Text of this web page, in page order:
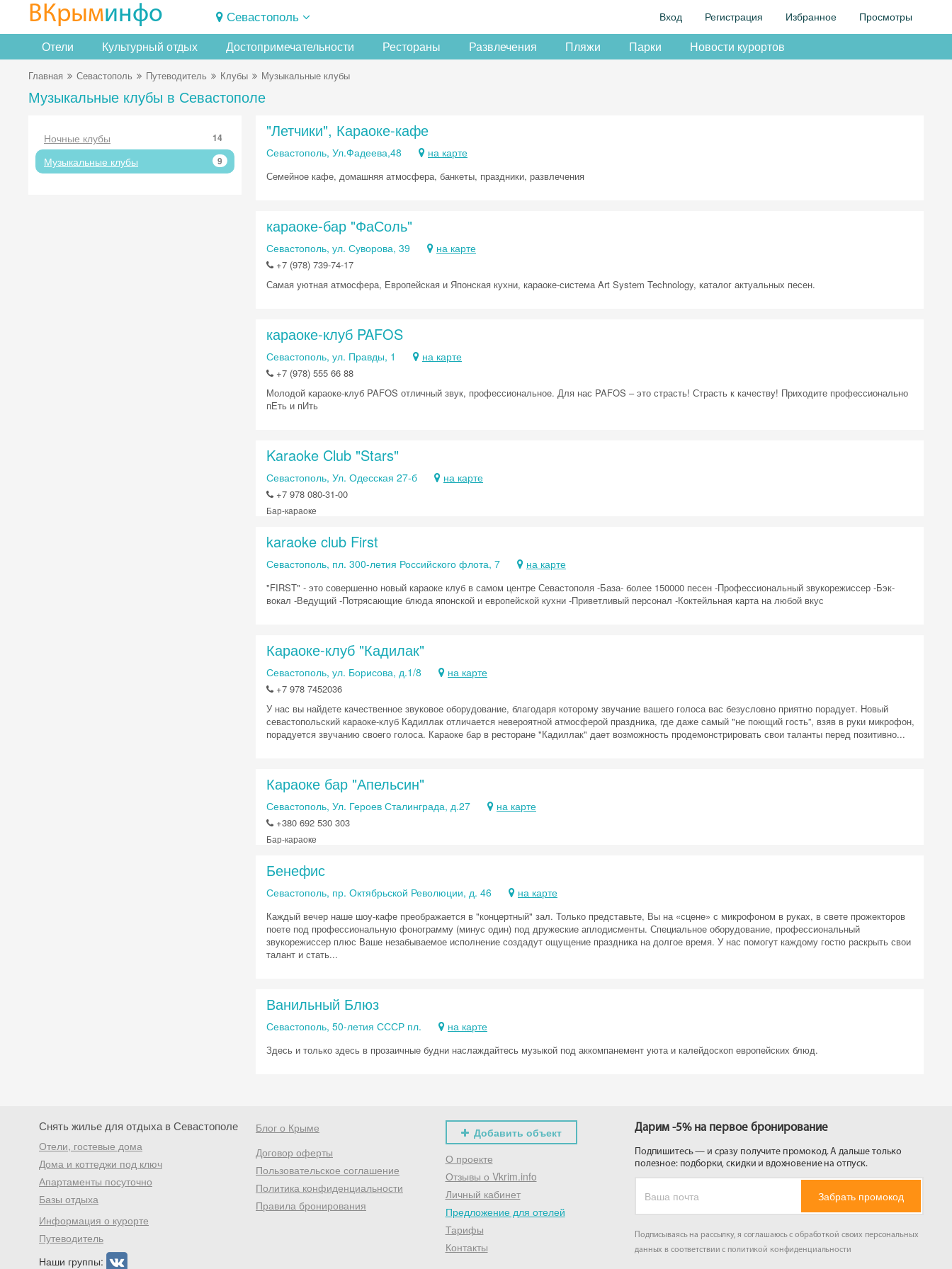
ВКрыминфо Севастополь Вход Регистрация Избранное Просмотры
Отели Культурный отдых Достопримечательности Рестораны Развлечения Пляжи Парки Новости курортов
Главная Севастополь Путеводитель Клубы Музыкальные клубы
Музыкальные клубы в Севастополе
Ночные клубы 14
Музыкальные клубы 9
"Летчики", Караоке-кафе
Севастополь, Ул.Фадеева,48 на карте
Семейное кафе, домашняя атмосфера, банкеты, праздники, развлечения
караоке-бар "ФаСоль"
Севастополь, ул. Суворова, 39 на карте
+7 (978) 739-74-17
Самая уютная атмосфера, Европейская и Японская кухни, караоке-система Art System Technology, каталог актуальных песен.
караоке-клуб PAFOS
Севастополь, ул. Правды, 1 на карте
+7 (978) 555 66 88
Молодой караоке-клуб PAFOS отличный звук, профессиональное. Для нас PAFOS – это страсть! Страсть к качеству! Приходите профессионально
пЕть и пИть
Karaoke Club "Stars"
Севастополь, Ул. Одесская 27-б на карте
+7 978 080-31-00
Бар-караоке
karaoke club First
Севастополь, пл. 300-летия Российского флота, 7 на карте
"FIRST" - это совершенно новый караоке клуб в самом центре Севастополя -База- более 150000 песен -Профессиональный звукорежиссер -Бэк-
вокал -Ведущий -Потрясающие блюда японской и европейской кухни -Приветливый персонал -Коктейльная карта на любой вкус
Караоке-клуб "Кадилак"
Севастополь, ул. Борисова, д.1/8 на карте
+7 978 7452036
У нас вы найдете качественное звуковое оборудование, благодаря которому звучание вашего голоса вас безусловно приятно порадует. Новый
севастопольский караоке-клуб Кадиллак отличается невероятной атмосферой праздника, где даже самый "не поющий гость”, взяв в руки микрофон,
порадуется звучанию своего голоса. Караоке бар в ресторане "Кадиллак" дает возможность продемонстрировать свои таланты перед позитивно...
Караоке бар "Апельсин"
Севастополь, Ул. Героев Сталинграда, д.27 на карте
+380 692 530 303
Бар-караоке
Бенефис
Севастополь, пр. Октябрьской Революции, д. 46 на карте
Каждый вечер наше шоу-кафе преображается в "концертный" зал. Только представьте, Вы на «сцене» с микрофоном в руках, в свете прожекторов
поете под профессиональную фонограмму (минус один) под дружеские аплодисменты. Специальное оборудование, профессиональный
звукорежиссер плюс Ваше незабываемое исполнение создадут ощущение праздника на долгое время. У нас помогут каждому гостю раскрыть свои
талант и стать...
Ванильный Блюз
Севастополь, 50-летия СССР пл. на карте
Здесь и только здесь в прозаичные будни наслаждайтесь музыкой под аккомпанемент уюта и калейдоскоп европейских блюд.
Снять жилье для отдыха в Севастополе
Отели, гостевые дома
Дома и коттеджи под ключ
Апартаменты посуточно
Базы отдыха
Информация о курорте
Путеводитель
Наши группы:
Блог о Крыме
Договор оферты
Пользовательское соглашение
Политика конфиденциальности
Правила бронирования
Добавить объект
О проекте
Отзывы о Vkrim.info
Личный кабинет
Предложение для отелей
Тарифы
Контакты
Дарим -5% на первое бронирование
Подпишитесь — и сразу получите промокод. А дальше только
полезное: подборки, скидки и вдохновение на отпуск.
Забрать промокод
Подписываясь на рассылку, я соглашаюсь с обработкой своих персональных
данных в соответствии с политикой конфиденциальности
первое бронирование!
Получить промокод